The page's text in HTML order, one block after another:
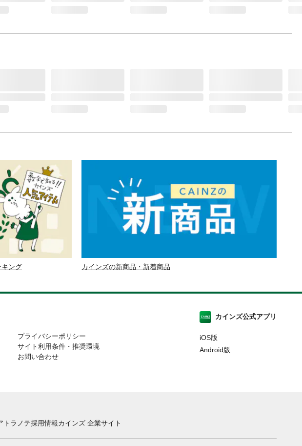
キング カインズの新商品・新着商品
プライバシーポリシー
サイト利用条件・推奨環境
お問い合わせ
カインズ公式アプリ
iOS版
Android版
トラノテ採用情報カインズ 企業サイト